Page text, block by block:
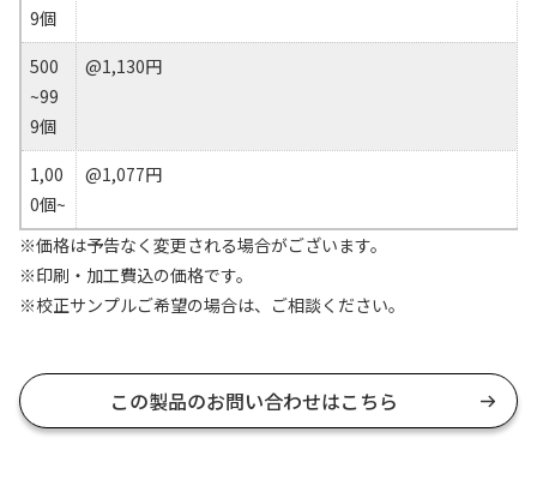
9個
500
~99
9個
@1,130円
1,00
0個~
@1,077円
※価格は予告なく変更される場合がございます。
※印刷・加工費込の価格です。
※校正サンプルご希望の場合は、ご相談ください。
この製品のお問い合わせはこちら